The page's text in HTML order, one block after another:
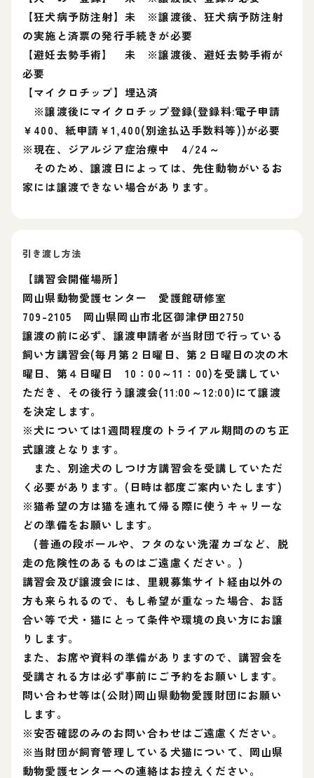
【狂犬病予防注射】未 ※譲渡後、狂犬病予防注射
の実施と済票の発行手続きが必要
【避妊去勢手術】 未 ※譲渡後、避妊去勢手術が
必要
【マイクロチップ】埋込済
※譲渡後にマイクロチップ登録(登録料:電子申請
￥400、紙申請￥1,400(別途払込手数料等))が必要
※現在、ジアルジア症治療中 4/24～
そのため、譲渡日によっては、先住動物がいるお
家には譲渡できない場合があります。
引き渡し方法
【講習会開催場所】
岡山県動物愛護センター 愛護館研修室
709-2105 岡山県岡山市北区御津伊田2750
譲渡の前に必ず、譲渡申請者が当財団で行っている
飼い方講習会(毎月第２日曜日、第２日曜日の次の木
曜日、第４日曜日 10：00～11：00)を受講してい
ただき、その後行う譲渡会(11:00～12:00)にて譲渡
を決定します。
※犬については1週間程度のトライアル期間ののち正
式譲渡となります。
また、別途犬のしつけ方講習会を受講していただ
く必要があります。(日時は都度ご案内いたします)
※猫希望の方は猫を連れて帰る際に使うキャリーな
どの準備をお願いします。
(普通の段ボールや、フタのない洗濯カゴなど、脱
走の危険性のあるものはご遠慮ください。)
講習会及び譲渡会には、里親募集サイト経由以外の
方も来られるので、もし希望が重なった場合、お話
合い等で犬・猫にとって条件や環境の良い方にお譲
りします。
また、お席や資料の準備がありますので、講習会を
受講される方は必ず事前にご予約をお願いします。
問い合わせ等は(公財)岡山県動物愛護財団にお願い
します。
※安否確認のみのお問い合わせはご遠慮ください。
※当財団が飼育管理している犬猫について、岡山県
動物愛護センターへの連絡はお控えください。